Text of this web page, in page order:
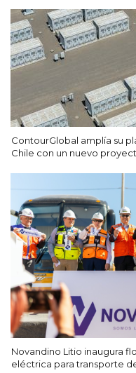
ContourGlobal amplía su
Chile con un nuevo
Novandino Litio inaugura
eléctrica para transporte